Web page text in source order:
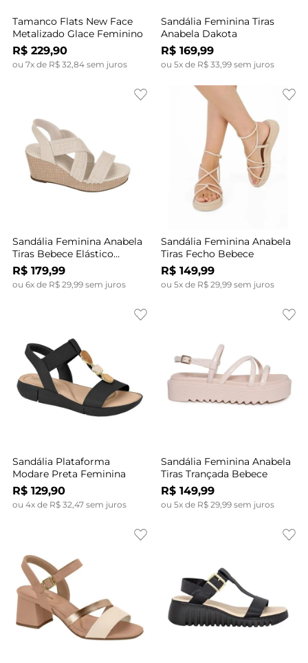
Tamanco Flats New Face
Metalizado Glace Feminino
R$ 229,90
ou 7x de R$ 32,84sem juros
Sandália Feminina Tiras
Anabela Dakota
R$ 169,99
ou 5x de R$ 33,99sem juros
Sandália Feminina Anabela
Tiras Bebece Elástico
Branco Off
R$ 179,99
ou 6x de R$ 29,99sem juros
Sandália Feminina Anabela
Tiras Fecho Bebece
R$ 149,99
ou 5x de R$ 29,99sem juros
Sandália Plataforma
Modare Preta Feminina
R$ 129,90
ou 4x de R$ 32,47sem juros
Sandália Feminina Anabela
Tiras Trançada Bebece
R$ 149,99
ou 5x de R$ 29,99sem juros